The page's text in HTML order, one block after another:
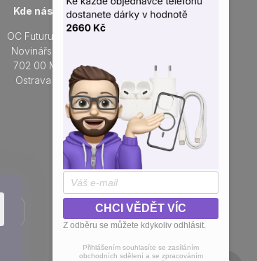
Kde nás najdete
OC Futurum Ostrava
Novinářská 3178/6
702 00 Moravská
Ostrava a Přívoz
Otevřeno každý den
Do prodejny
Přidejte se k nám na sítích
CHCI VĚDĚT VÍC
Z odběru se můžete kdykoliv odhlásit.
Přihlášením souhlasíte se zasíláním
obchodních sdělení a se zpracováním